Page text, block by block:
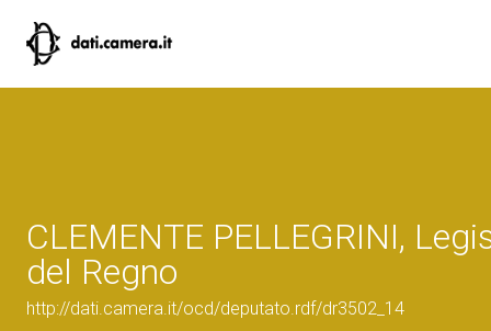
CLEMENTE PELLEGRINI,
del Regno
http://dati.camera.it/ocd/deputato.rdf/dr3502_14